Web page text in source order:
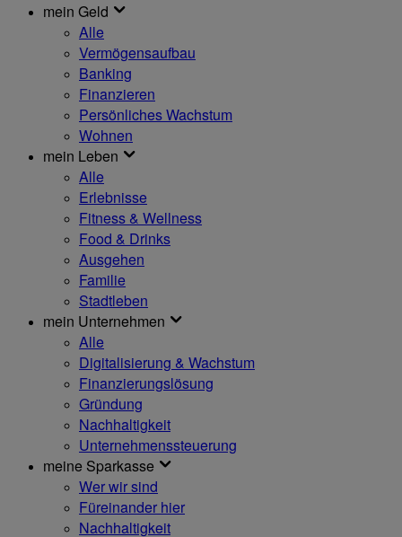
mein Geld
Alle
Vermögensaufbau
Banking
Finanzieren
Persönliches Wachstum
Wohnen
mein Leben
Alle
Erlebnisse
Fitness & Wellness
Food & Drinks
Ausgehen
Familie
Stadtleben
mein Unternehmen
Alle
Digitalisierung & Wachstum
Finanzierungslösung
Gründung
Nachhaltigkeit
Unternehmenssteuerung
meine Sparkasse
Wer wir sind
Füreinander hier
Nachhaltigkeit